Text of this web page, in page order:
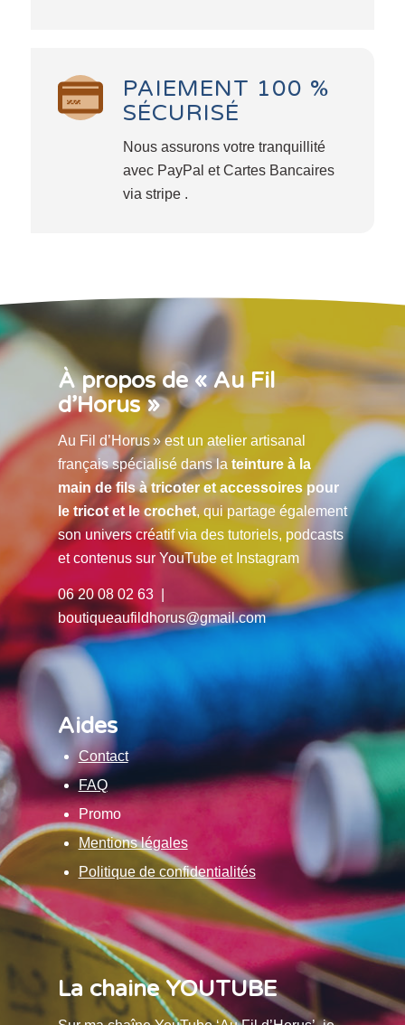
PAIEMENT 100 %
SÉCURISÉ
Nous assurons votre tranquillité
avec PayPal et Cartes Bancaires
via stripe .
À propos de « Au Fil
d’Horus »
Au Fil d’Horus » est un atelier artisanal
français spécialisé dans la teinture à la
main de fils à tricoter et accessoires pour
le tricot et le crochet, qui partage également
son univers créatif via des tutoriels, podcasts
et contenus sur YouTube et Instagram
06 20 08 02 63 |
boutiqueaufildhorus@gmail.com
Aides
Contact
FAQ
Promo
Mentions légales
Politique de confidentialités
La chaine YOUTUBE